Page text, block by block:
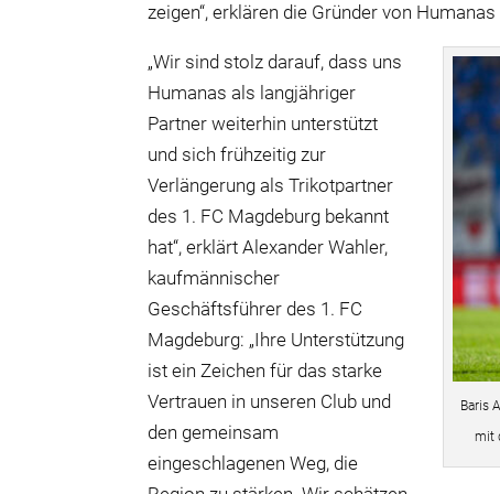
zeigen“, erklären die Gründer von
Baris
mit
„Wir sind stolz darauf, dass uns
Humanas als langjähriger
Partner weiterhin unterstützt
und sich frühzeitig zur
Verlängerung als Trikotpartner
des 1. FC Magdeburg bekannt
hat“, erklärt Alexander Wahler,
kaufmännischer
Geschäftsführer des 1. FC
Magdeburg: „Ihre Unterstützung
ist ein Zeichen für das starke
Vertrauen in unseren Club und
den gemeinsam
eingeschlagenen Weg, die